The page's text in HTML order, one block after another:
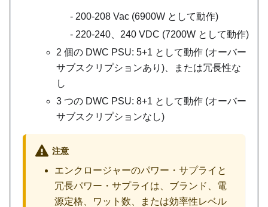
200-208 Vac (6900W として動作)
220-240、240 VDC (7200W として動作)
2 個の DWC PSU: 5+1 として動作 (オーバー
サブスクリプションあり)、または冗長性な
し
3 つの DWC PSU: 8+1 として動作 (オーバー
サブスクリプションなし)
注意
エンクロージャーのパワー・サプライと
冗長パワー・サプライは、ブランド、電
源定格、ワット数、または効率性レベル